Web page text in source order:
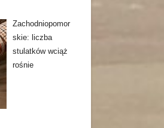
Zachodniopomor
skie: liczba
stulatków wciąż
rośnie